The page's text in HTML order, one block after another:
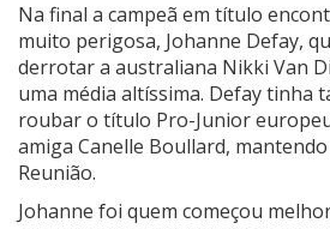
Na final a campeã em título
muito perigosa, Johanne Defay,
derrotar a australiana Nikki Van
uma média altíssima. Defay tinha
roubar o título Pro-Junior
amiga Canelle Boullard,
Reunião.
Johanne foi quem começou